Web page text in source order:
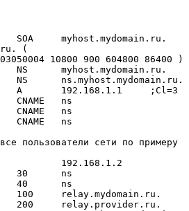
myhost.mydomain.ru.
(
10800 900 604800 86400 )
NS      myhost.mydomain.ru.
NS      ns.myhost.mydomain.ru.
A       192.168.1.1     ;Cl=3
ns
ns
ns
пользователи сети по пpимеpу
192.168.1.2
30      ns
40      ns
100     relay.mydomain.ru.
200     relay.provider.ru.